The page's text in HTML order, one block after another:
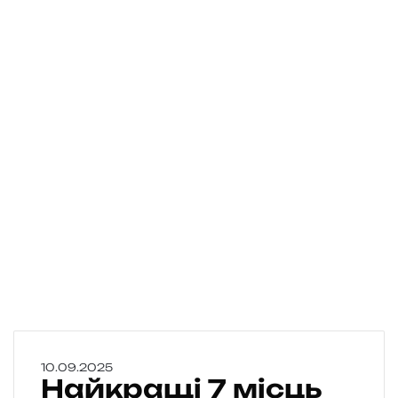
Н
а
10.09.2025
Найкращі 7 місць